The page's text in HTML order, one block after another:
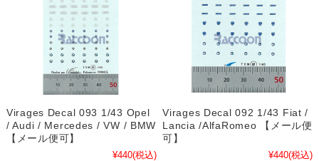
Virages Decal 093 1/43 Opel
/ Audi / Mercedes / VW / BMW
【メール便可】
¥440(税込)
Virages Decal 092 1/43 Fiat /
Lancia /AlfaRomeo 【メール便
可】
¥440(税込)